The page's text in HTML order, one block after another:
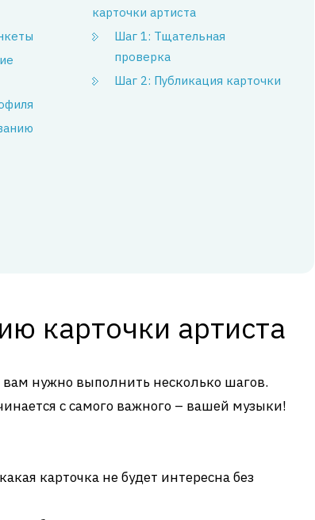
карточки артиста
Шаг 1: Тщательная
проверка
Шаг 2: Публикация карточки
карточки артиста
нужно выполнить несколько шагов.
с самого важного – вашей музыки!
карточка не будет интересна без